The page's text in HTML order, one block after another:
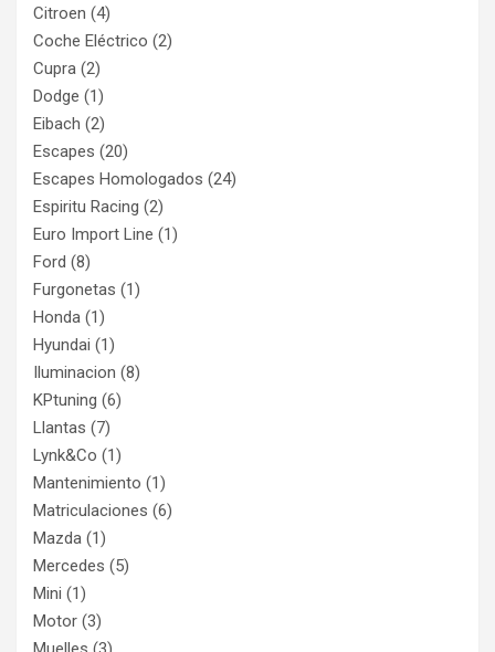
Citroen (4)
Coche Eléctrico (2)
Cupra (2)
Dodge (1)
Eibach (2)
Escapes (20)
Escapes Homologados (24)
Espiritu Racing (2)
Euro Import Line (1)
Ford (8)
Furgonetas (1)
Honda (1)
Hyundai (1)
Iluminacion (8)
KPtuning (6)
Llantas (7)
Lynk&Co (1)
Mantenimiento (1)
Matriculaciones (6)
Mazda (1)
Mercedes (5)
Mini (1)
Motor (3)